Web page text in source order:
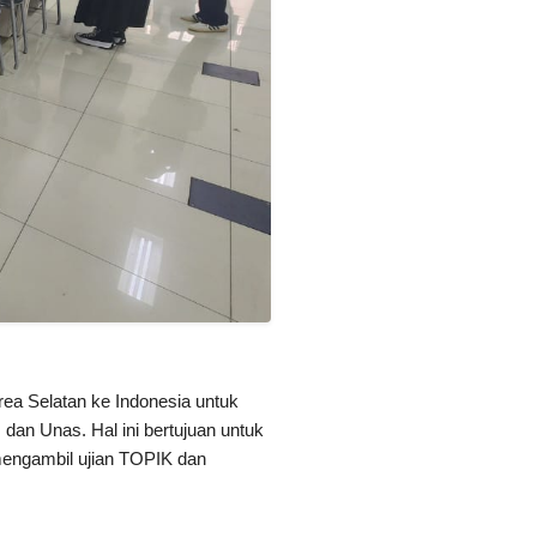
Selatan ke Indonesia untuk
Unas. Hal ini bertujuan untuk
ujian TOPIK dan